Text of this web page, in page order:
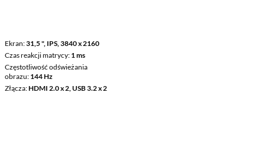
Ekran 31,5 ", IPS, 3840 x 2160
Czas reakcji matrycy 1 ms
Częstotliwość odświeżania
obrazu 144 Hz
Złącza HDMI 2.0 x 2, USB 3.2 x 2